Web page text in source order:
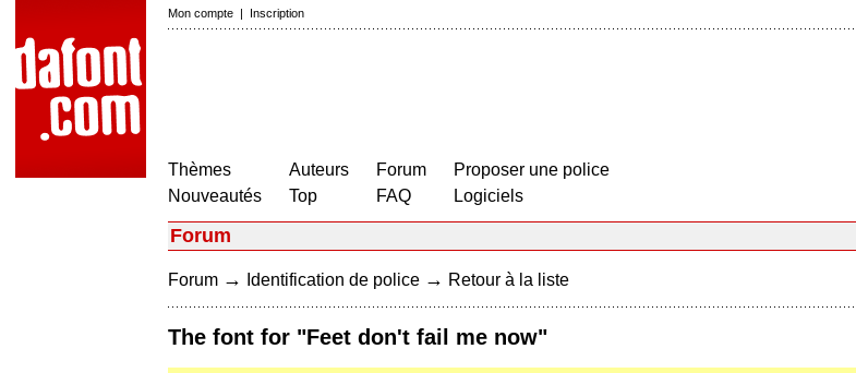
Mon compte | Inscription
Thèmes
Nouveautés
Auteurs
Top
Forum
FAQ
Proposer une police
Logiciels
Forum
Forum → Identification de police → Retour à la liste
The font for "Feet don't fail me now"